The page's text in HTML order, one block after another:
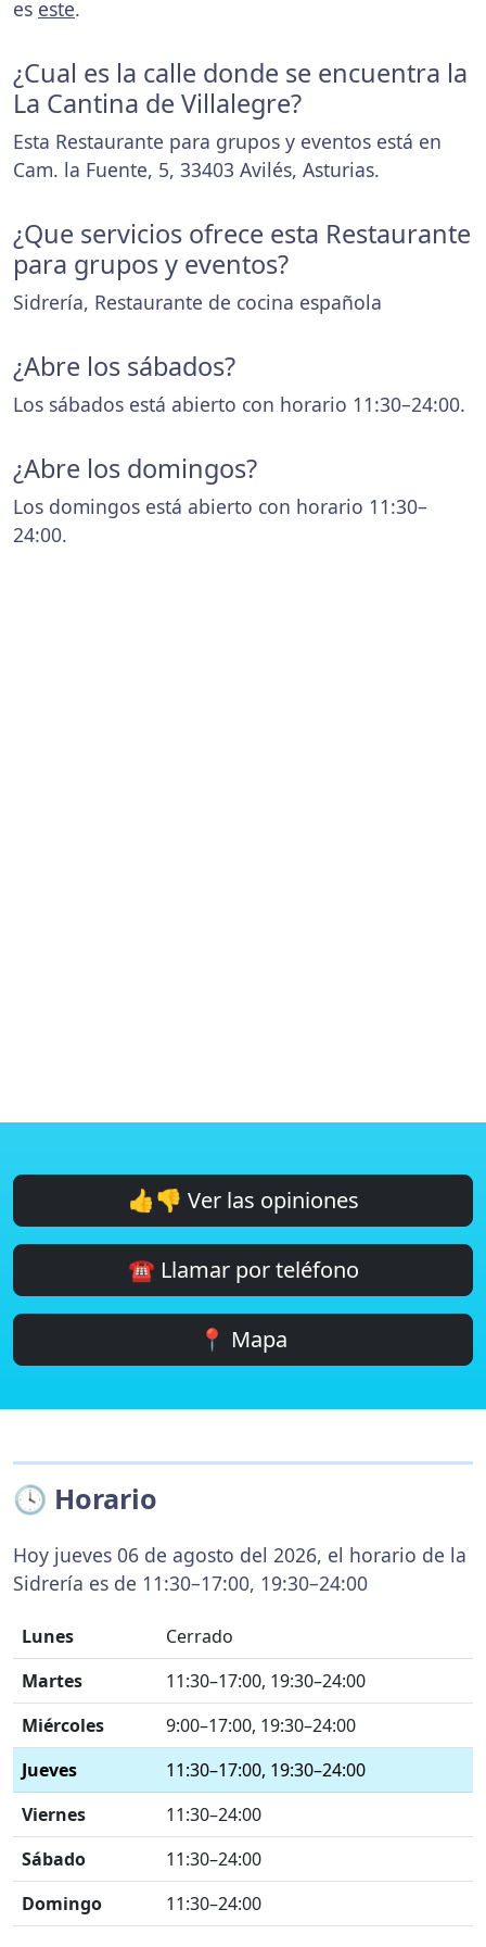
es este.
¿Cual es la calle donde se encuentra la
La Cantina de Villalegre?
Esta Restaurante para grupos y eventos está en
Cam. la Fuente, 5, 33403 Avilés, Asturias.
¿Que servicios ofrece esta Restaurante
para grupos y eventos?
Sidrería, Restaurante de cocina española
¿Abre los sábados?
Los sábados está abierto con horario 11:30–24:00.
¿Abre los domingos?
Los domingos está abierto con horario 11:30–
24:00.
👍👎 Ver las opiniones
☎️ Llamar por teléfono
📍 Mapa
🕓 Horario
Hoy jueves 06 de agosto del 2026, el horario de la
Sidrería es de 11:30–17:00, 19:30–24:00
Lunes
Cerrado
Martes
11:30–17:00, 19:30–24:00
Miércoles
9:00–17:00, 19:30–24:00
Jueves
11:30–17:00, 19:30–24:00
Viernes
11:30–24:00
Sábado
11:30–24:00
Domingo
11:30–24:00